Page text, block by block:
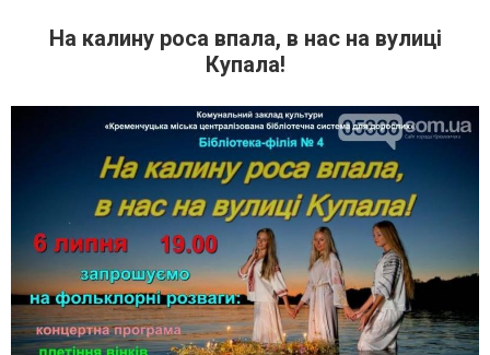
На калину роса впала, в нас на вулиці
Купала!